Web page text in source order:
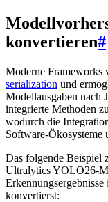
konvertieren#
Moderne Frameworks
serialization und
Modellausgaben
integrierte Methoden
wodurch die
Software-
Das folgende Beispiel
Ultralytics YOLO26-
konvertierst: